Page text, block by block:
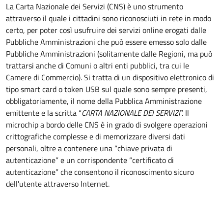
La Carta Nazionale dei Servizi (CNS) è uno strumento
attraverso il quale i cittadini sono riconosciuti in rete in modo
certo, per poter così usufruire dei servizi online erogati dalle
Pubbliche Amministrazioni che può essere emesso solo dalle
Pubbliche Amministrazioni (solitamente dalle Regioni, ma può
trattarsi anche di Comuni o altri enti pubblici, tra cui le
Camere di Commercio).Si tratta di un dispositivo elettronico di
tiposmart cardo token USB sul quale sono sempre presenti,
obbligatoriamente, il nome della Pubblica Amministrazione
emittente e la scritta “CARTA NAZIONALE DEI SERVIZI”. Il
microchip a bordo delle CNS è in grado di svolgere operazioni
crittografiche complesse e di memorizzare diversi dati
personali, oltre a contenere una “chiave privata di
autenticazione” e un corrispondente “certificato di
autenticazione” che consentono il riconoscimento sicuro
dell'utente attraverso Internet.